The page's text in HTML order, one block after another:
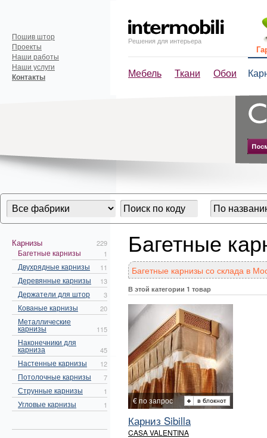
Решения для интерьера
Мебель Ткани Обои
Пошив штор
Проекты
Наши работы
Наши услуги
Контакты
Карнизы 229
Багетные карнизы 1
Двухрядные карнизы 11
Деревянные карнизы 13
Держатели для штор 3
Кованые карнизы 20
Металлические
карнизы 115
Наконечники для
карниза 45
Настенные карнизы 12
Потолочные карнизы 7
Струнные карнизы 1
Угловые карнизы 1
Багетные
Багетные карнизы со склада в
В этой категории 1 товар
€ по запрос
Карниз Sibilla
CASA VALENTINA